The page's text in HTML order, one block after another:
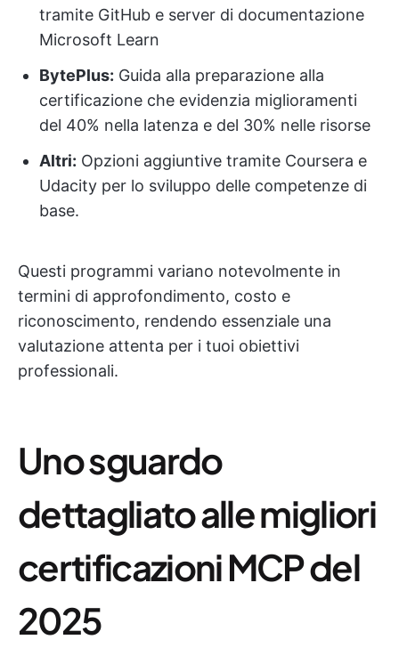
tramite GitHub e server di documentazione
Microsoft Learn
BytePlus: Guida alla preparazione alla
certificazione che evidenzia miglioramenti
del 40% nella latenza e del 30% nelle risorse
Altri: Opzioni aggiuntive tramite Coursera e
Udacity per lo sviluppo delle competenze di
base.
Questi programmi variano notevolmente in
termini di approfondimento, costo e
riconoscimento, rendendo essenziale una
valutazione attenta per i tuoi obiettivi
professionali.
Uno sguardo
dettagliato alle migliori
certificazioni MCP del
2025